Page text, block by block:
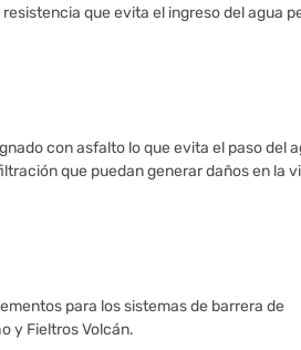
que evita el ingreso del agua
con asfalto lo que evita el paso del
que puedan generar daños en la
para los sistemas de barrera de
y Fieltros Volcán.